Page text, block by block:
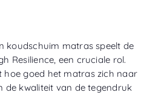
koudschuim matras speelt de
Resilience, een cruciale rol.
hoe goed het matras zich naar
de kwaliteit van de tegendruk